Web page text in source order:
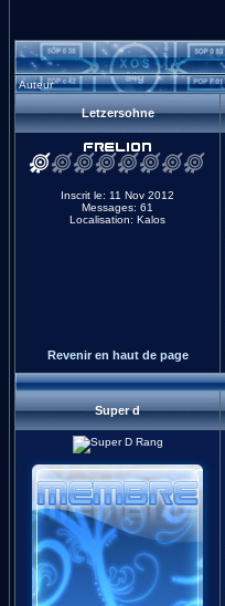
Auteur
Letzersohne
Inscrit le: 11 Nov 2012
Messages: 61
Localisation: Kalos
Revenir en haut de page
Super d